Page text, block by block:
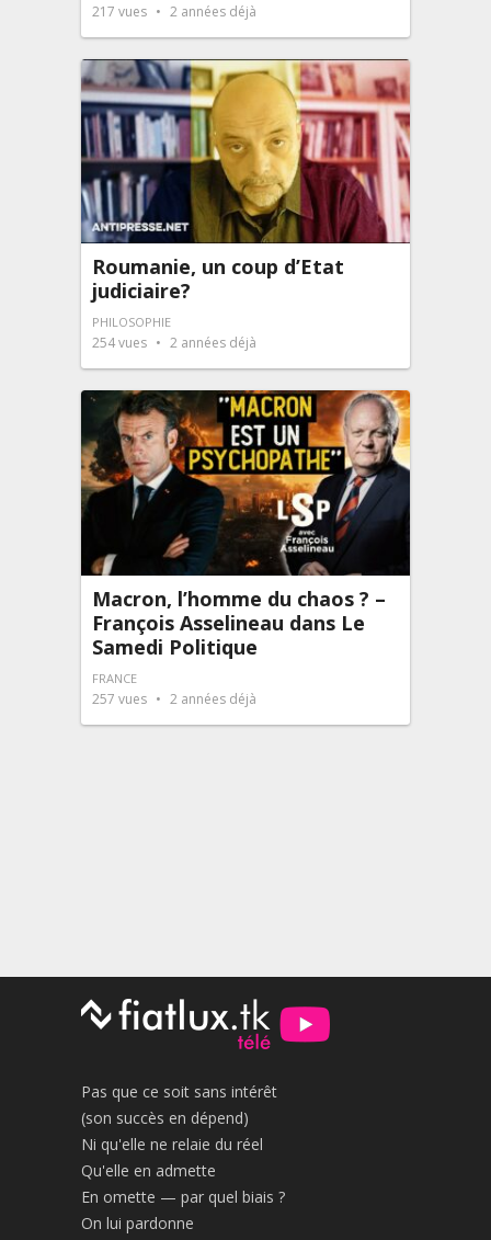
217 vues 2 années déjà
Roumanie, un coup d’Etat
judiciaire?
PHILOSOPHIE
254vues 2 années déjà
Macron, l’homme du chaos ? –
François Asselineau dans Le
Samedi Politique
FRANCE
257 vues 2 années déjà
Pas que ce soit sans intérêt
(son succès en dépend)
Ni qu'elle ne relaie du réel
Qu'elle en admette
En omette — par quel biais ?
On lui pardonne